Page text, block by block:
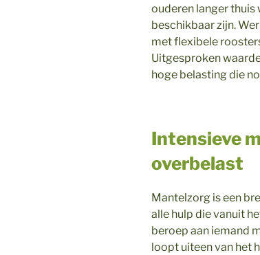
ouderen langer thuis
beschikbaar zijn.
met flexibele
Uitgesproken
hoge belasting die
Intensieve
overbelast
Mantelzorg is een
alle hulp die vanuit
beroep aan iemand
loopt uiteen van het